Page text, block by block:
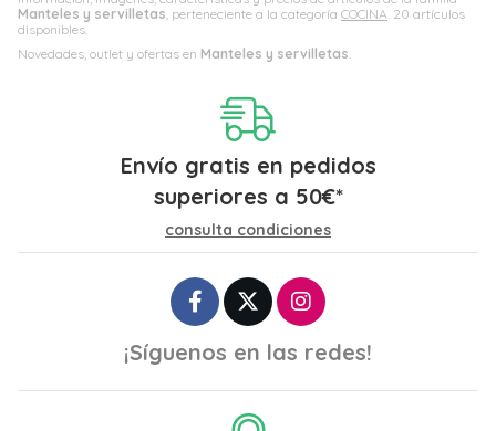
Manteles y servilletas, perteneciente a la categoría COCINA. 20 artículos
disponibles.
Novedades, outlet y ofertas en Manteles y servilletas.
Envío gratis en pedidos
superiores a 50€*
consulta condiciones
¡Síguenos en las redes!